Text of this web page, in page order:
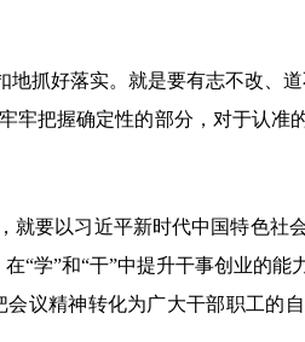
抓好落实。就是要有志不改、
牢把握确定性的部分，对于认准
要以习近平新时代中国特色社
“学”和“干”中提升干事创业的
议精神转化为广大干部职工的